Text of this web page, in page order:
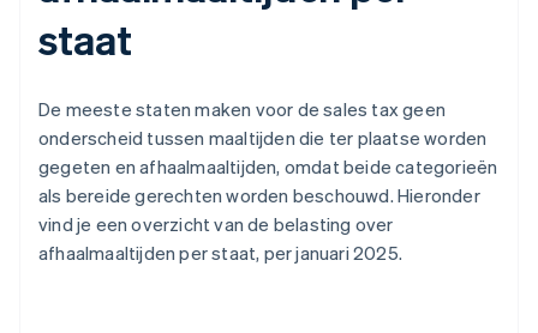
staat
De meeste staten maken voor de sales tax geen
onderscheid tussen maaltijden die ter plaatse worden
gegeten en afhaalmaaltijden, omdat beide categorieën
als bereide gerechten worden beschouwd. Hieronder
vind je een overzicht van de belasting over
afhaalmaaltijden per staat, per januari 2025.